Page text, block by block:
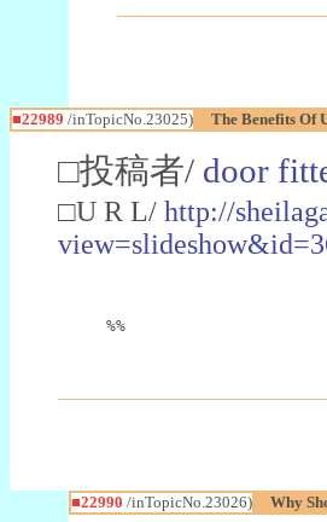
■22989 /inTopicNo.23025) The Benefits Of
□投稿者/ door
□U R L/ http://
%%
■22990 /inTopicNo.23026) Why